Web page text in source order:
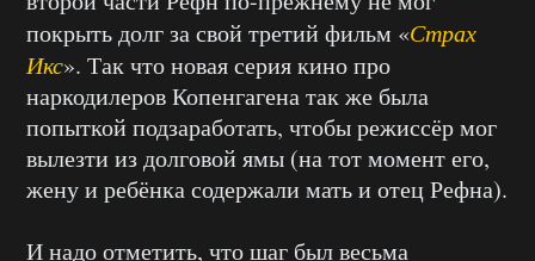
покрыть долг за свой третий фильм «Страх
Икс». Так что новая серия кино про
наркодилеров Копенгагена так же была
попыткой подзаработать, чтобы режиссёр мог
вылезти из долговой ямы (на тот момент его,
жену и ребёнка содержали мать и отец Рефна).
И надо отметить, что шаг был весьма